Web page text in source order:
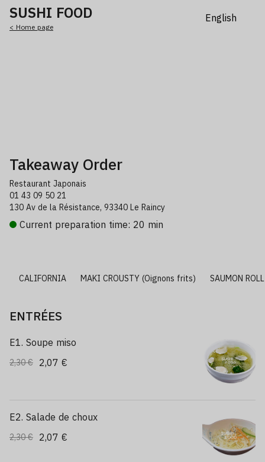
SUSHI FOOD
< Home page
Takeaway Order
Restaurant Japonais
01 43 09 50 21
130 Av de la Résistance, 93340 Le Raincy
Current preparation time: 20 min
CALIFORNIA MAKI CROUSTY (Oignons frits) SAUMON ROLL
ENTRÉES
E1. Soupe miso
2,30 € 2,07 €
E2. Salade de choux
2,30 € 2,07 €